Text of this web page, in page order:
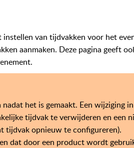
van tijdvakken voor het
aanmaken. Deze pagina geeft
het is gemaakt. Een wijziging
tijdvak te verwijderen en een
tijdvak opnieuw te configureren).
dat door een product wordt